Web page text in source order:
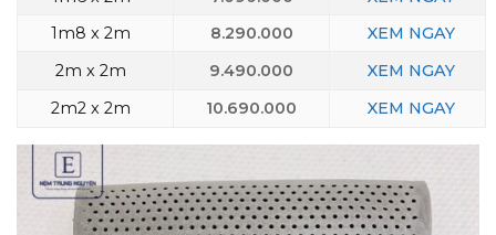
1m8 x 2m
8.290.000
XEM NGAY
2m x 2m
9.490.000
XEM NGAY
2m2 x 2m
10.690.000 XEM NGAY